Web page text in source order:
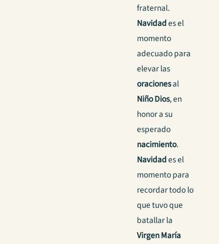
fraternal.
Navidades el
momento
adecuado para
elevar las
oracionesal
Niño Dios, en
honor a su
esperado
nacimiento.
Navidades el
momento para
recordar todo lo
que tuvo que
batallar la
Virgen María